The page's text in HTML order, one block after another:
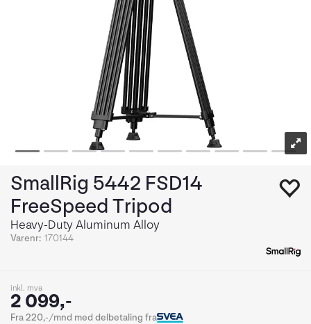
SmallRig 5442 FSD14
FreeSpeed Tripod
Heavy-Duty Aluminum Alloy
Varenr: 170144
inkl. mva
2 099,-
Fra 220,-/mnd med delbetaling fra